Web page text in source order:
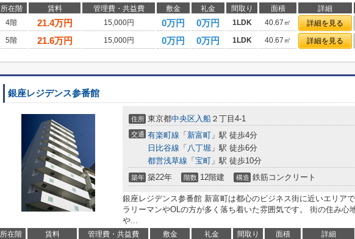
所在階 賃料 管理費・共益費 敷金 礼金 間取り 面積 詳細
4階
21.4万円 15,000円 0万円 0万円 1LDK 40.67㎡ 詳細を見る
5階
21.6万円 15,000円 0万円 0万円 1LDK 40.67㎡ 詳細を見る
銀座レジデンス参番館
住所 東京都中央区入船 ２丁目4-1
交通 有楽町線 「 新富町 」駅 徒歩4分
日比谷線 「 八丁堀 」駅 徒歩6分
都営浅草線 「 宝町 」駅 徒歩10分
築年 築22年 階数 12階建 構造 鉄筋コンクリート
銀座レジデンス参番館 新富町は都心のビジネス街に近いエリア
ラリーマンやOLの方が多く落ち着いた雰囲気です。 街の住み心
や...
所在階 賃料 管理費・共益費 敷金 礼金 間取り 面積 詳細